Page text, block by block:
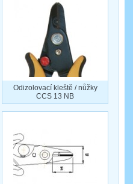
Odizolovací kleště / nůžky
CCS 13 NB